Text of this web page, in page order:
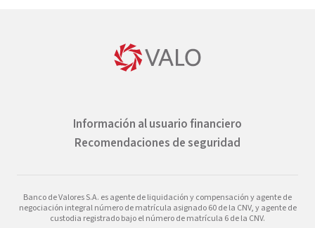
Información al usuario financiero
Recomendaciones de seguridad
Banco de Valores S.A. es agente de liquidación y compensación y agente de
negociación integral número de matrícula asignado 60 de la CNV, y agente de
custodia registrado bajo el número de matrícula 6 de la CNV.